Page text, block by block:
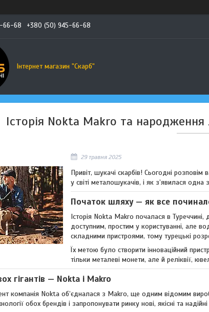
66-68 +380 (50) 945-66-68
Інтернет магазин "Скарб"
Історія Nokta Makro та
29 травня 2025
Привіт, шукачі скарбів! Сьогодні
у світі металошукачів, і як з’явилася
Початок шляху — як все
Історія Nokta Makro почалася в
доступним, простим у користуванні, але
складними пристроями, тому турецькі
Їх метою було створити інноваційний
тільки металеві монети, але й реліквії,
гігантів — Nokta і Makro
компанія Nokta об’єдналася з Makro, ще одним відомим
обох брендів і запропонувати ринку нові, якісні та